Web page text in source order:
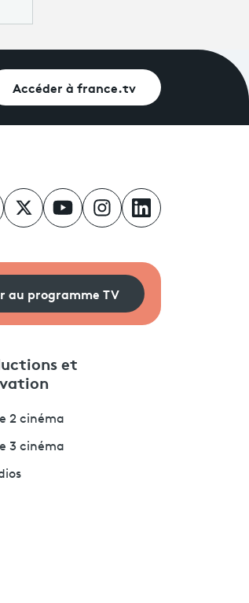
Accéder à france.tv
au programme TV
et
2 cinéma
3 cinéma